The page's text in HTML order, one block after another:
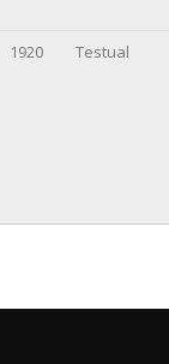
1920 Testual